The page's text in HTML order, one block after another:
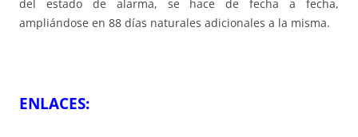
del estado de alarma, se hace de fecha a fecha,
ampliándose en 88 días naturales adicionales a la misma.
ENLACES: